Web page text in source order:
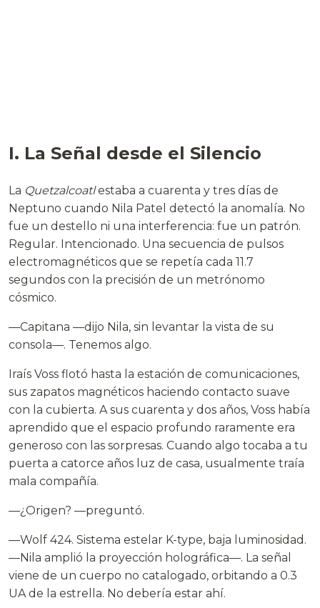
I. La Señal desde el Silencio
La Quetzalcoatlestaba a cuarenta y tres días de
Neptuno cuando Nila Patel detectó la anomalía. No
fue un destello ni una interferencia: fue un patrón.
Regular. Intencionado. Una secuencia de pulsos
electromagnéticos que se repetía cada 11.7
segundos con la precisión de un metrónomo
cósmico.
—Capitana —dijo Nila, sin levantar la vista de su
consola—. Tenemos algo.
Iraís Voss flotó hasta la estación de comunicaciones,
sus zapatos magnéticos haciendo contacto suave
con la cubierta. A sus cuarenta y dos años, Voss había
aprendido que el espacio profundo raramente era
generoso con las sorpresas. Cuando algo tocaba a tu
puerta a catorce años luz de casa, usualmente traía
mala compañía.
—¿Origen? —preguntó.
—Wolf 424. Sistema estelar K-type, baja luminosidad.
—Nila amplió la proyección holográfica—. La señal
viene de un cuerpo no catalogado, orbitando a 0.3
UA de la estrella. No debería estar ahí.